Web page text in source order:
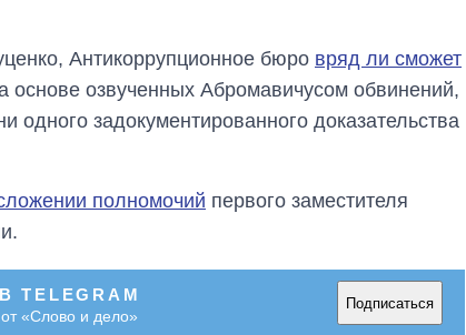
Антикоррупционное бюро вряд ли сможет
основе озвученных Абромавичусом обвинений,
одного задокументированного доказательства
полномочий первого заместителя
TELEGRAM
«Слово и дело»
Подписаться